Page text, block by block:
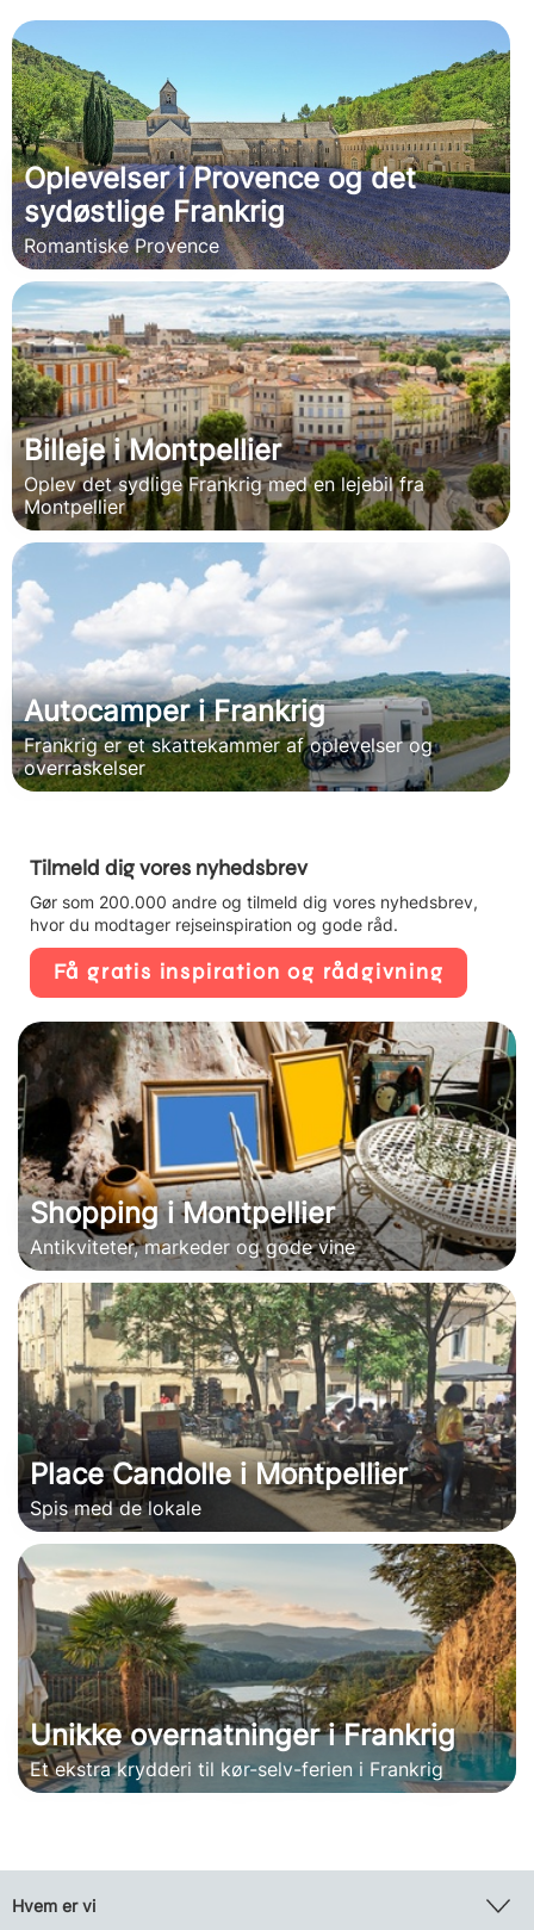
Oplevelser i Provence og det
sydøstlige Frankrig
Romantiske Provence
Billeje i Montpellier
Oplev det sydlige Frankrig med en lejebil fra
Montpellier
Autocamper i Frankrig
Frankrig er et skattekammer af oplevelser og
overraskelser
Tilmeld dig vores nyhedsbrev
Gør som 200.000 andre og tilmeld dig vores nyhedsbrev,
hvor du modtager rejseinspiration og gode råd.
Få gratis inspiration og rådgivning
Shopping i Montpellier
Antikviteter, markeder og gode vine
Place Candolle i Montpellier
Spis med de lokale
Unikke overnatninger i Frankrig
Et ekstra krydderi til kør-selv-ferien i Frankrig
Hvem er vi